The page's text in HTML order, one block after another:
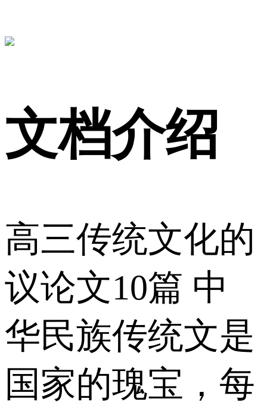
文档介绍
高三传统文化的
议论文10篇 中
华民族传统文是
国家的瑰宝，每